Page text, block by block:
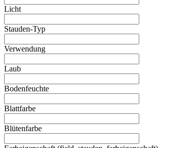
Licht
Stauden-Typ
Verwendung
Laub
Bodenfeuchte
Blattfarbe
Blütenfarbe